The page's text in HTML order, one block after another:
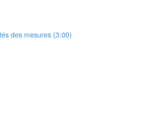
des mesures (3:00)